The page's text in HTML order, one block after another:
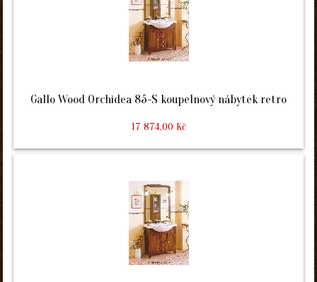
Gallo Wood Orchidea 85-S koupelnový nábytek retro
17 874,00 Kč